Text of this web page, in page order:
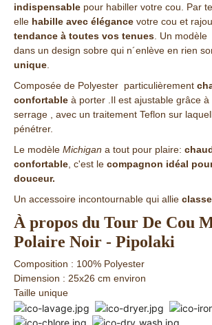
indispensable pour habiller votre cou. Par
elle habille avec élégance votre cou et
tendance à toutes vos tenues . Un modèle
dans un design sobre qui n´enlève en rien
unique
Composée de Polyester particulièrement
confortable à porter .Il est ajustable grâce
serrage , avec un traitement Teflon sur
pénétrer.
Le modèle Michigan a tout pour plaire:
confortable , c'est le compagnon idéal
douceur.
Un accessoire incontournable qui allie
À propos du Tour De Cou
Polaire Noir - Pipolaki
Composition : 100% Polyester
Dimension : 25x26 cm environ
Taille unique